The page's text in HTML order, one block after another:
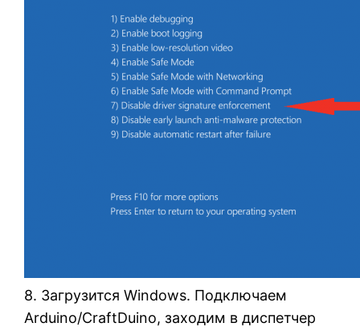
8. Загрузится Windows. Подключаем
Arduino/CraftDuino, заходим в диспетчер